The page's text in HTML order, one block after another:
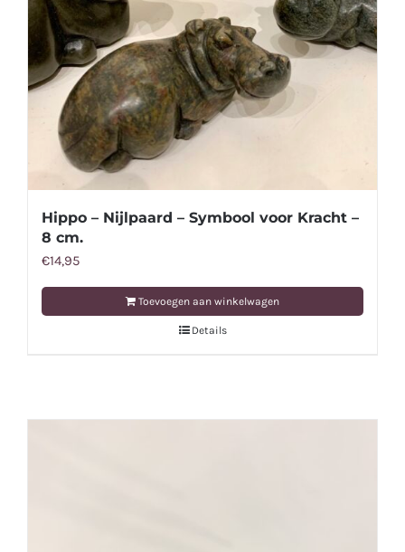
Hippo – Nijlpaard – Symbool voor Kracht –
8 cm.
€14,95
Toevoegen aan winkelwagen
Details